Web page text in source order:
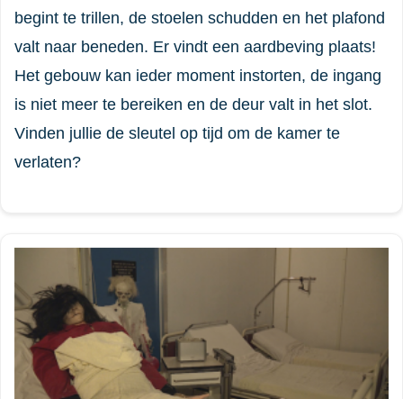
begint te trillen, de stoelen schudden en het plafond
valt naar beneden. Er vindt een aardbeving plaats!
Het gebouw kan ieder moment instorten, de ingang
is niet meer te bereiken en de deur valt in het slot.
Vinden jullie de sleutel op tijd om de kamer te
verlaten?